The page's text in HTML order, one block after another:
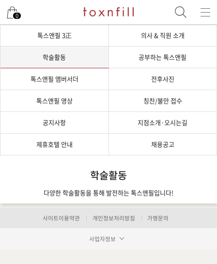
0
톡스앤필 3正 의사 & 직원 소개
학술활동 공부하는 톡스앤필
톡스앤필 앰버서더 전후사진
톡스앤필 영상 칭찬/불만 접수
공지사항 지점소개·오시는길
제휴호텔 안내 채용공고
학술활동
다양한 학술활동을 통해 발전하는 톡스앤필입니다!
사이트이용약관 개인정보처리방침 가맹문의
사업자정보